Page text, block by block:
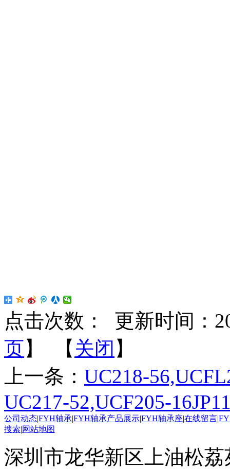
点击次数：
更新时间：
页】 【 关闭 】
上一条： UC218-
UC217-52,UCF205-
公司动态|FYH轴承|FYH轴承产品展示|FYH轴承座|在线留言|
搜索|网站地图
深圳市龙华新区上油松